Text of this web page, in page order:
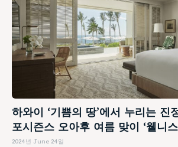
하와이 ‘기쁨의 땅’에서 누리는 진
포시즌스 오아후 여름 맞이 ‘웰니
2024년 June 24일